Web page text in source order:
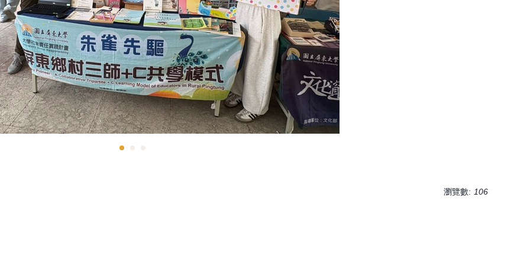
瀏覽數: 106